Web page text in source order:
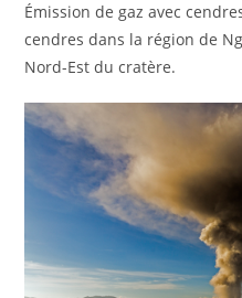
Émission de gaz avec
cendres dans la région de
Nord-Est du cratère.